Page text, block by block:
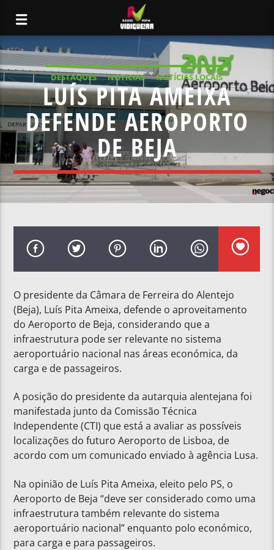
DESTAQUES NOTICIAS
NOTÍCIAS LOCAIS
NOTÍCIAS NACIONAIS
LUÍS PITA AMEIXA
DEFENDE AEROPORTO
DE BEJA
O presidente da Câmara de Ferreira do Alentejo
(Beja), Luís Pita Ameixa, defende o aproveitamento
do Aeroporto de Beja, considerando que a
infraestrutura pode ser relevante no sistema
aeroportuário nacional nas áreas económica, da
carga e de passageiros.
A posição do presidente da autarquia alentejana foi
manifestada junto da Comissão Técnica
Independente (CTI) que está a avaliar as possíveis
localizações do futuro Aeroporto de Lisboa, de
acordo com um comunicado enviado à agência Lusa.
Na opinião de Luís Pita Ameixa, eleito pelo PS, o
Aeroporto de Beja “deve ser considerado como uma
infraestrutura também relevante do sistema
aeroportuário nacional” enquanto polo económico,
para carga e para passageiros.